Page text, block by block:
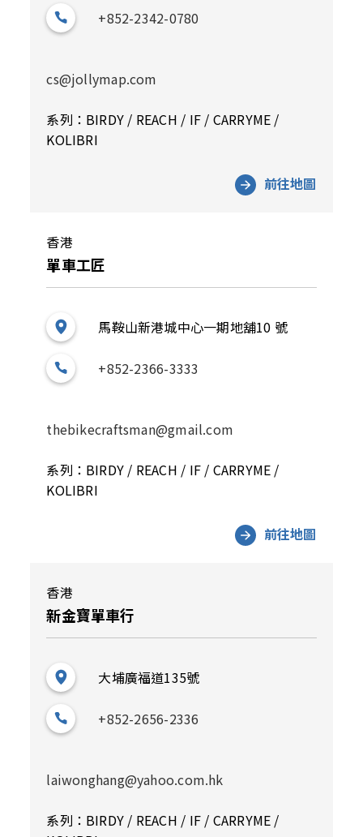
+852-2342-0780
cs@jollymap.com
系列：BIRDY / REACH / IF / CARRYME /
KOLIBRI
前往地圖
香港
單車工匠
馬鞍山新港城中心一期地舖10 號
+852-2366-3333
thebikecraftsman@gmail.com
系列：BIRDY / REACH / IF / CARRYME /
KOLIBRI
前往地圖
香港
新金寶單車行
大埔廣福道135號
+852-2656-2336
laiwonghang@yahoo.com.hk
系列：BIRDY / REACH / IF / CARRYME /